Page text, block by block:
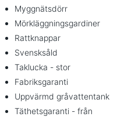
Myggnätsdörr
Mörkläggningsgardiner
Rattknappar
Svensksåld
Taklucka - stor
Fabriksgaranti
Uppvärmd gråvattentank
Täthetsgaranti - från